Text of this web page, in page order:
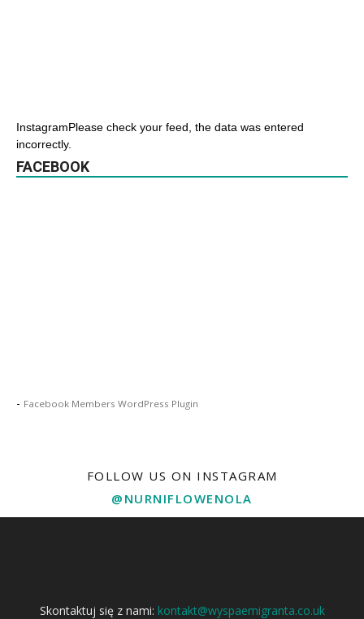
InstagramPlease check your feed, the data was entered
incorrectly.
FACEBOOK
- Facebook Members WordPress Plugin
FOLLOW US ON INSTAGRAM
@NURNIFLOWENOLA
Skontaktuj się z nami: kontakt@wyspaemigranta.co.uk